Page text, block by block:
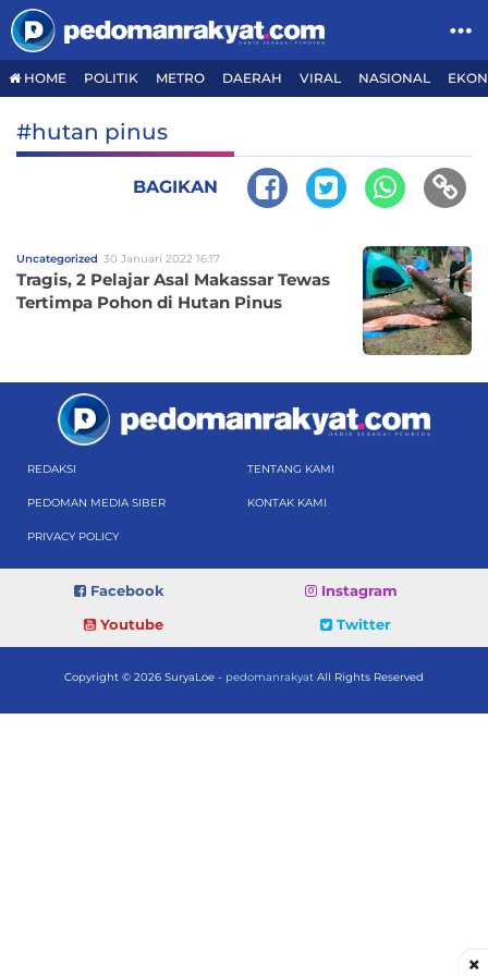
HOME POLITIK METRO DAERAH VIRAL NASIONAL
#hutan pinus
BAGIKAN
Uncategorized 30 Januari 2022 16:17
Tragis, 2 Pelajar Asal Makassar Tewas
Tertimpa Pohon di Hutan Pinus
REDAKSI TENTANG KAMI
PEDOMAN MEDIA SIBER KONTAK KAMI
PRIVACY POLICY
Facebook
Instagram
Youtube
Twitter
Copyright © 2026 SuryaLoe - pedomanrakyat All Rights Reserved
×